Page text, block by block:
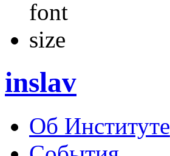
inslav
Об Институте